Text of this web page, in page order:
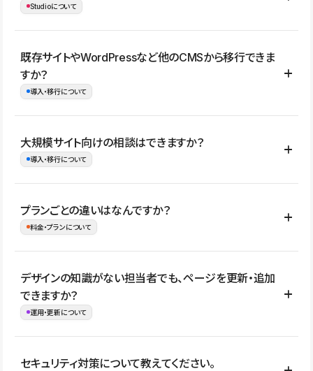
Studioについて
コーポレートサイト、サービスサイト、LP、採用サイト、ブロ
グ・メディア、イベントサイト、店舗・商品紹介サイト、ポートフ
ォリオなど幅広く制作できます。
既存サイトやWordPressなど他のCMSから移行できま
すか？
導入・移行について
はい。既存サイトの構成やコンテンツ、URLを整理したうえで、
Studio上に再構築する形で移行できます。 WordPressの場合は、
イト全体のデザインや設定がそのまま移行されるわけではないた
め、移行後にページ構成やデザイン、CMS設計、URL・リダイレク
大規模サイト向けの相談はできますか？
導入・移行について
はい。アクセス規模が大きいサイトや、複数部門での運用、権限管
理、セキュリティ確認、既存システムとの連携など、個別の要件が
ない段階でも、お問い合わせください。
お問合せはこちら
プランごとの違いはなんですか？
料金・プランについて
公開ページ数、バージョン履歴の期間、CMS利用数の上限、権限
管理の有無などがプランごとに異なります。詳しくは料金プランペ
ージをご覧ください。
デザインの知識がない担当者でも、ページを更新・追加
できますか？
運用・更新について
はい。CMSやコンポーネントを活用して更新範囲を設計しておく
セキュリティ対策について教えてください。